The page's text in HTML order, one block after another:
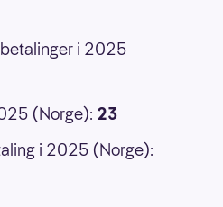
i 2025
(Norge): 23
i 2025 (Norge):